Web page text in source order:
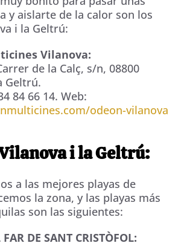
y aislarte de la calor son los
i la Geltrú:
Vilanova:
de la Calç, s/n, 08800
Geltrú.
84 66 14. Web:
odeon-vilanova
i la Geltrú:
a las mejores playas de
la zona, y las playas más
son las siguientes:
FAR DE SANT CRISTÒFOL: